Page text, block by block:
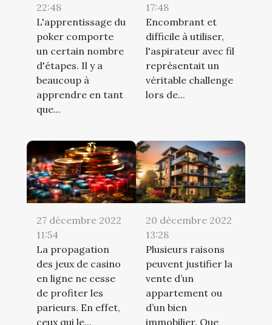
22:48
L'apprentissage du
poker comporte
un certain nombre
d'étapes. Il y a
beaucoup à
apprendre en tant
que...
17:48
Encombrant et
difficile à utiliser,
l'aspirateur avec fil
représentait un
véritable challenge
lors de...
27 décembre 2022
11:54
La propagation
des jeux de casino
en ligne ne cesse
de profiter les
parieurs. En effet,
ceux qui le...
20 décembre 2022
13:28
Plusieurs raisons
peuvent justifier la
vente d’un
appartement ou
d’un bien
immobilier. Que